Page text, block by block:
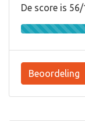
De score is
Beoordeling